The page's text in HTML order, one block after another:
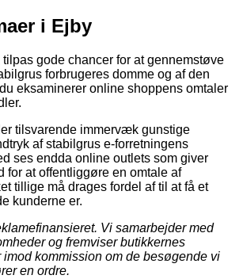
i Ejby
gode chancer for at gennemstøve
forbrugeres domme og af den
eksaminerer online shoppens omtaler
tilsvarende immervæk gunstige
af stabilgrus e-forretningens
ses endda online outlets som giver
for at offentliggøre en omtale af
tillige må drages fordel af til at få et
kunderne er.
Vi samarbejder med
og fremviser butikkernes
imod kommission om de besøgende vi
en ordre.